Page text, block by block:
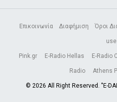
Επικοινωνία Διαφήμιση Όροι
use
Pink.gr E-Radio Hellas E-Radio
Radio Athens
© 2026 All Right Reserved. "E-